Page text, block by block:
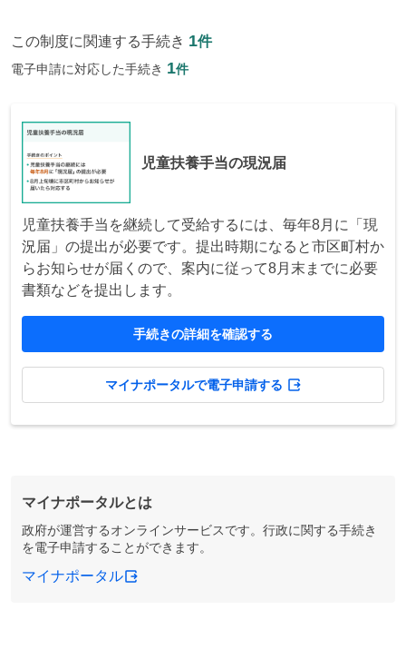
この制度に関連する手続き 1件
電子申請に対応した手続き 1件
児童扶養手当の現況届
児童扶養手当を継続して受給するには、毎年8月に「現
況届」の提出が必要です。提出時期になると市区町村か
らお知らせが届くので、案内に従って8月末までに必要
書類などを提出します。
手続きの詳細を確認する
マイナポータルで電子申請する
マイナポータルとは
政府が運営するオンラインサービスです。行政に関する手続き
を電子申請することができます。
マイナポータル